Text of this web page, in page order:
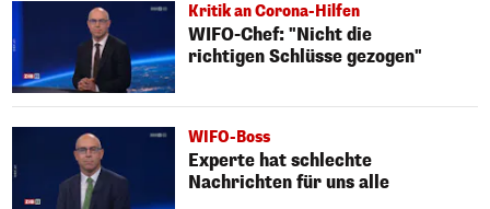
Kritik an Corona-Hilfen
WIFO-Chef: "Nicht die
richtigen Schlüsse gezogen"
WIFO-Boss
Experte hat schlechte
Nachrichten für uns alle